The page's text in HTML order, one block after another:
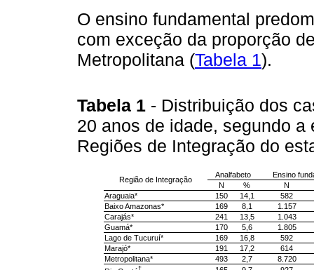
O ensino fundamental
com exceção da proporção
Metropolitana (Tabela 1).
Tabela 1 - Distribuição dos
20 anos de idade, segundo
Regiões de Integração do
Região de Integração
Analfabeto
Ensino
N
%
N
Araguaia*
150 14,1
582
Baixo Amazonas*
169 8,1
1.157
Carajás*
241 13,5
1.043
Guamá*
170 5,6
1.805
Lago de Tucuruí*
169 16,8
592
Marajó*
191 17,2
614
Metropolitana*
493 2,7
8.720
†